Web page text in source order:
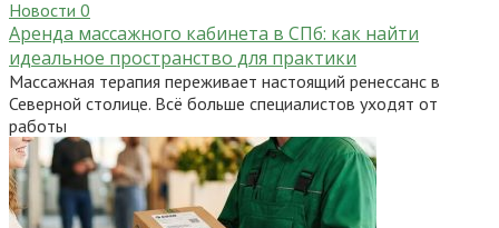
Новости 0
Аренда массажного кабинета в СПб: как найти
идеальное пространство для практики
Массажная терапия переживает настоящий ренессанс в
Северной столице. Всё больше специалистов уходят от
работы